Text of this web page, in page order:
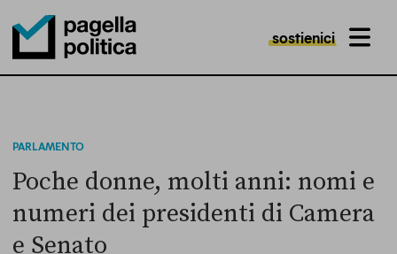
Pagella Politica Logo
sostienici MENU
PARLAMENTO
Poche donne, molti anni: nomi e
numeri dei presidenti di Camera
e Senato